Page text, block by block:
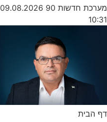
מערכת חדשות 90
09.08.2026
10:31
דף הבית